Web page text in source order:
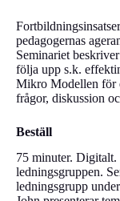
pedagogernas
Seminariet
följa upp s.k.
Mikro Modellen för
frågor, diskussion
Beställ
75 minuter.
ledningsgruppen.
ledningsgrupp